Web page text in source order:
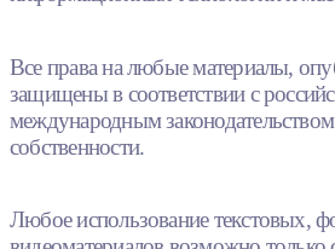
Все права на любые материалы,
защищены в соответствии с
международным
собственности.
Любое использование текстовых,